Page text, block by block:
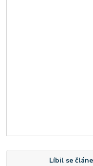
Líbil se